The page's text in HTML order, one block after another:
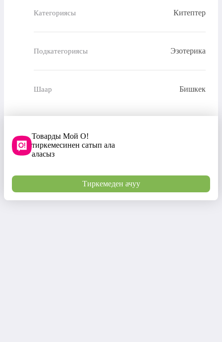
Категориясы Китептер
Подкатегориясы Эзотерика
Шаар Бишкек
Товарды Мой О!
тиркемесинен сатып ала
аласыз
Тиркемеден ачуу